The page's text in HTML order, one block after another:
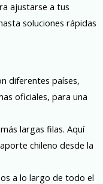
ajustarse a tus
soluciones rápidas
diferentes países,
oficiales, para una
largas filas. Aquí
chileno desde la
a lo largo de todo el